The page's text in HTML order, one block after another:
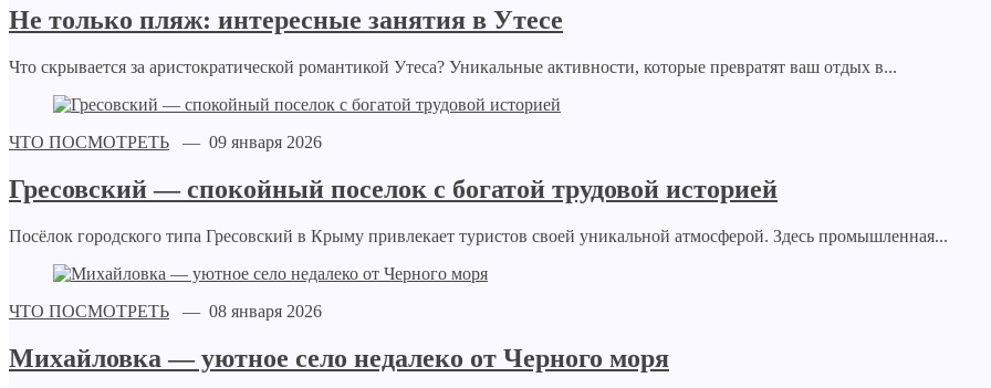
Не только пляж: интересные занятия в Утесе
Что скрывается за аристократической романтикой Утеса? Уникальные активности, которые превратят ваш отдых в...
ЧТО ПОСМОТРЕТЬ — 09 января 2026
Гресовский — спокойный поселок с богатой трудовой историей
Посёлок городского типа Гресовский в Крыму привлекает туристов своей уникальной атмосферой. Здесь промышленная...
ЧТО ПОСМОТРЕТЬ — 08 января 2026
Михайловка — уютное село недалеко от Черного моря